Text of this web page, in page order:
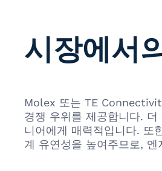
시장에서
Molex 또는 TE
경쟁 우위를 제공합니다.
니어에게 매력적입니다. 또
계 유연성을 높여주므로,